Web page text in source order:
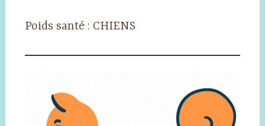
Poids santé : CHIENS